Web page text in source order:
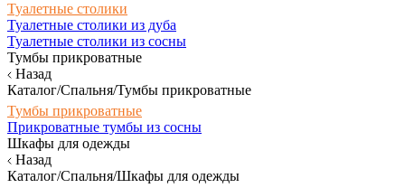
Туалетные столики
Туалетные столики из дуба
Туалетные столики из сосны
Тумбы прикроватные
Назад
Каталог/Спальня/Тумбы прикроватные
Тумбы прикроватные
Прикроватные тумбы из сосны
Шкафы для одежды
Назад
Каталог/Спальня/Шкафы для одежды